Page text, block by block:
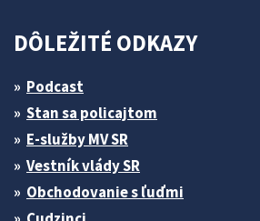
DÔLEŽITÉ ODKAZY
Podcast
Stan sa policajtom
E-služby MV SR
Vestník vlády SR
Obchodovanie s ľuďmi